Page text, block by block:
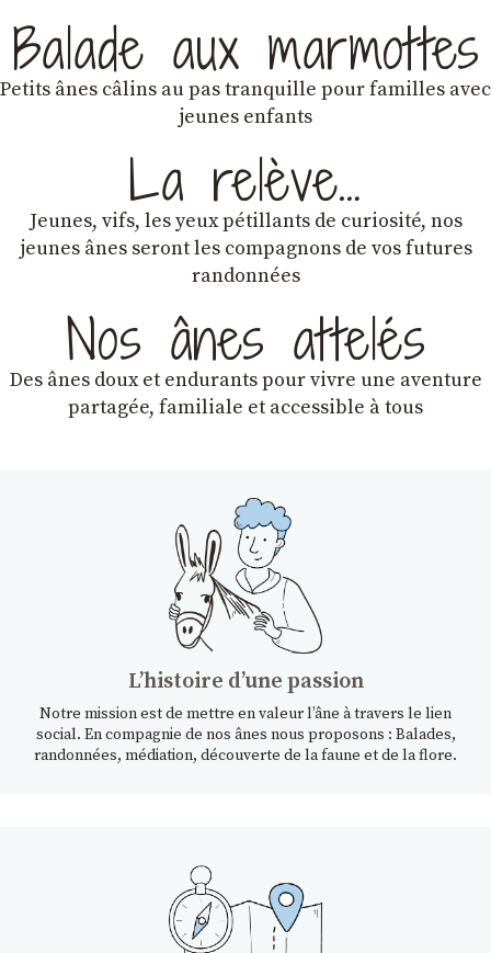
Balade aux marmottes
Petits ânes câlins au pas tranquille pour familles avec
jeunes enfants
La relève…
Jeunes, vifs, les yeux pétillants de curiosité, nos
jeunes ânes seront les compagnons de vos futures
randonnées
Nos ânes attelés
Des ânes doux et endurantspour vivre une aventure
partagée, familiale et accessible à tous
Lʼhistoire dʼune passion
Notre mission est de mettre en valeur l’âne à travers le lien
social. En compagnie de nos ânes nous proposons : Balades,
randonnées, médiation, découverte de la faune et de la flore.